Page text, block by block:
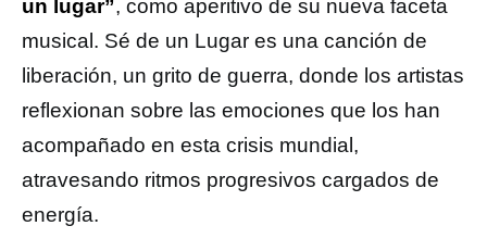
un lugar”, como aperitivo de su nueva faceta
musical. Sé de un Lugar es una canción de
liberación, un grito de guerra, donde los artistas
reflexionan sobre las emociones que los han
acompañado en esta crisis mundial,
atravesando ritmos progresivos cargados de
energía.